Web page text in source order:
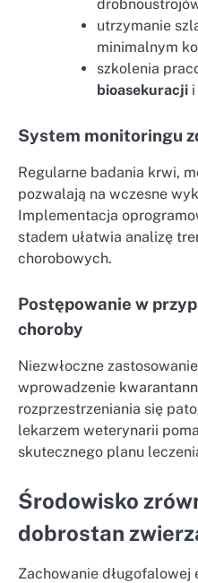
utrzymanie
minimalnym
szkolenia
bioasekuracji
System monitoringu
Regularne badania krwi,
pozwalają na wczesne
Implementacja
stadem ułatwia analizę
chorobowych.
Postępowanie w
choroby
Niezwłoczne
wprowadzenie
rozprzestrzeniania się
lekarzem weterynarii
skutecznego planu
Środowisko
dobrostan
Zachowanie